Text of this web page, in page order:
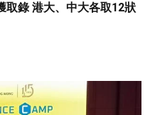
取錄 港大、中大各取12狀